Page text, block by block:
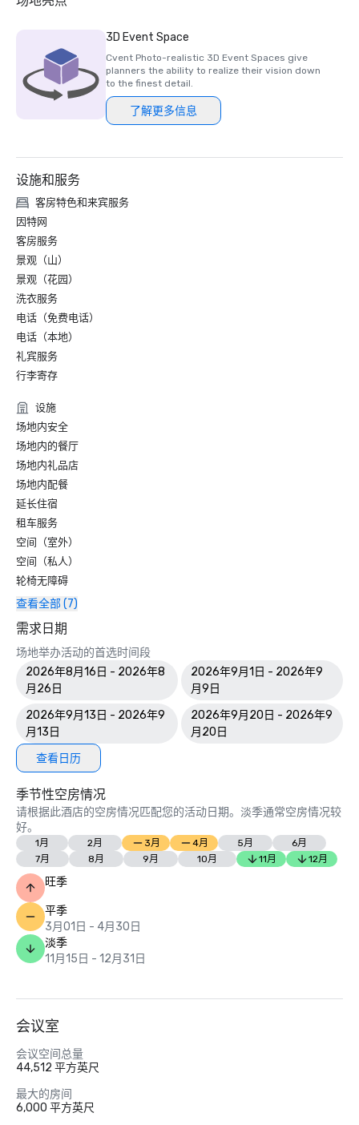
2017 年最佳度假酒店-今日会议
3D Event Space
Cvent Photo-realistic 3D Event Spaces give
planners the ability to realize their vision down
to the finest detail.
了解更多信息
设施和服务
客房特色和来宾服务
因特网
客房服务
景观（山）
景观（花园）
洗衣服务
电话（免费电话）
电话（本地）
礼宾服务
行李寄存
设施
场地内安全
场地内的餐厅
场地内礼品店
场地内配餐
延长住宿
租车服务
空间（室外）
空间（私人）
轮椅无障碍
查看全部 (7)
需求日期
场地举办活动的首选时间段
2026年8月16日 - 2026年8
月26日
2026年9月1日 - 2026年9
月9日
2026年9月13日 - 2026年9
月13日
2026年9月20日 - 2026年9
月20日
查看日历
季节性空房情况
请根据此酒店的空房情况匹配您的活动日期。淡季通常空房情况较
好。
1月 2月 3月 4月 5月
6月
7月
8月 9月 10月 11月 12月
旺季
平季
3月01日 - 4月30日
淡季
11月15日 - 12月31日
会议室
会议空间总量
44,512 平方英尺
最大的房间
6,000 平方英尺